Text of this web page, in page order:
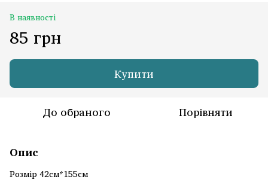
В наявності
85 грн
Купити
До обраного Порівняти
Опис
Розмір 42см*155см